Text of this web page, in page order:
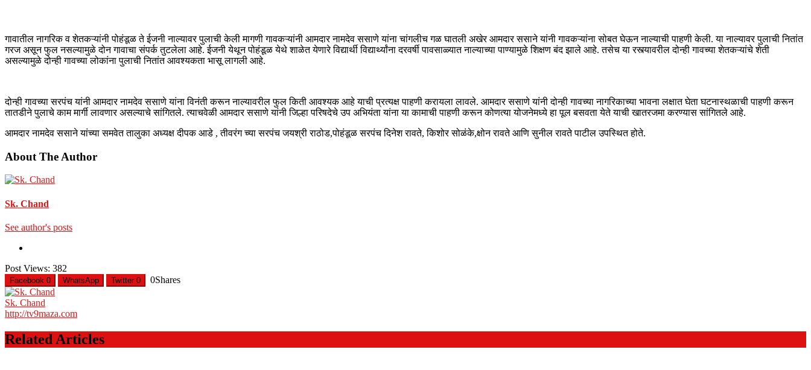
गावातील नागरिक व शेतकऱ्यांनी पोहंडूळ ते ईजनी नाल्यावर पुलाची केली मागणी गावकऱ्यांनी आमदार नामदेव ससाणे यांना चांगलीच गळ घातली अखेर आमदार ससाने यांनी गावकऱ्यांना सोबत घेऊन नाल्याची पाहणी केली. या नाल्यावर पुलाची नितांत
गरज असून फुल नसल्यामुळे दोन गावाचा संपर्क तुटलेला आहे. ईजनी येथून पोहंडूळ येथे शाळेत येणारे विद्यार्थी विद्यार्थ्यांना दरवर्षी पावसाळ्यात नाल्याच्या पाण्यामुळे शिक्षण बंद झाले आहे. तसेच या रस्त्यावरील दोन्ही गावच्या शेतकऱ्यांचे शेती
असल्यामुळे दोन्ही गावच्या लोकांना पुलाची नितांत आवश्यकता भासू लागली आहे.
दोन्ही गावच्या सरपंच यांनी आमदार नामदेव ससाणे यांना विनंती करून नाल्यावरील फुल किती आवश्यक आहे याची प्रत्यक्ष पाहणी करायला लावले. आमदार ससाणे यांनी दोन्ही गावच्या नागरिकाच्या भावना लक्षात घेता घटनास्थळाची पाहणी करून
तातडीने पुलाचे काम मार्गी लावणार असल्याचे सांगितले. त्याचवेळी आमदार ससाणे यांनी जिल्हा परिषदेचे उप अभियंता यांना या कामाची पाहणी करून कोणत्या योजनेमध्ये हा पूल बसवता येते याची खातरजमा करण्यास सांगितले आहे.
आमदार नामदेव ससाने यांच्या समवेत तालुका अध्यक्ष दीपक आडे , तीवरंग च्या सरपंच जयश्री राठोड,पोहंडूळ सरपंच दिनेश रावते, किशोर सोळंके,क्षोन रावते आणि सुनील रावते पाटील उपस्थित होते.
About The Author
Sk. Chand
See author's posts
Post Views: 382
Facebook 0 WhatsApp Twitter 0 0Shares
Sk. Chand
http://tv9maza.com
Related Articles